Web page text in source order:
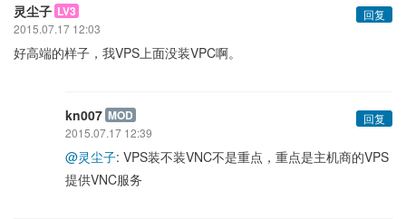
灵尘子 LV3
回复
2015.07.17 12:03
好高端的样子，我VPS上面没装VPC啊。
kn007 MOD
回复
2015.07.17 12:39
@灵尘子: VPS装不装VNC不是重点，重点是主机商的VPS
提供VNC服务